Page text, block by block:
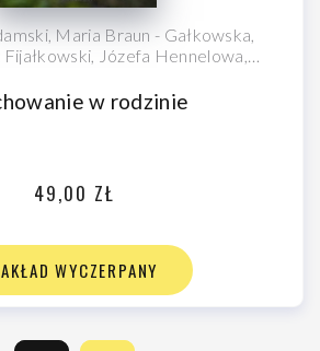
Maria Braun - Gałkowska,
Józefa Hennelowa,
w rodzinie
49,00 ZŁ
WYCZERPANY